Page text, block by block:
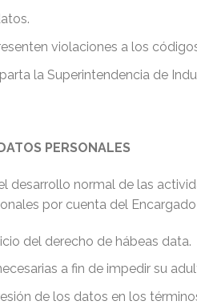
violaciones a los
la Superintendencia de
PERSONALES
desarrollo normal de las
por cuenta del
del derecho de hábeas data.
a fin de impedir su
de los datos en los